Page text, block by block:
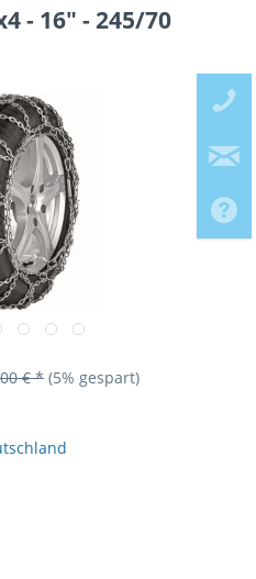
- 16" - 245/70
€ * (5% gespart)